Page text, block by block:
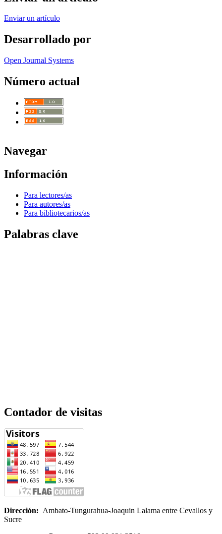
Enviar un artículo
Desarrollado por
Open Journal Systems
Número actual
Navegar
Información
Para lectores/as
Para autores/as
Para bibliotecarios/as
Palabras clave
Contador de visitas
Dirección: Ambato-Tungurahua-Joaquin Lalama entre Cevallos y
Sucre